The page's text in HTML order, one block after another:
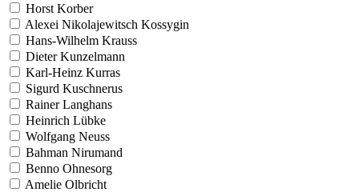
Horst Korber
Alexei Nikolajewitsch Kossygin
Hans-Wilhelm Krauss
Dieter Kunzelmann
Karl-Heinz Kurras
Sigurd Kuschnerus
Rainer Langhans
Heinrich Lübke
Wolfgang Neuss
Bahman Nirumand
Benno Ohnesorg
Amelie Olbricht